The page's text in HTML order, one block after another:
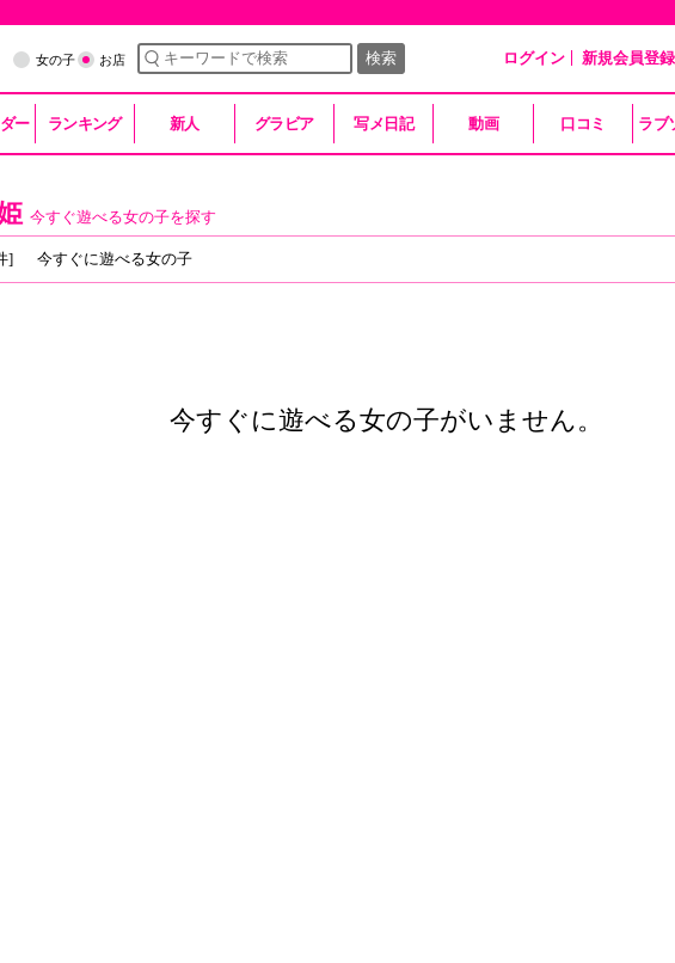
女の子 お店 検索 ログイン 新規会員登録
ー ランキング 新人 グラビア 写メ日記 動画 口コミ ラブ
今すぐ遊べる女の子を探す
] 今すぐに遊べる女の子
今すぐに遊べる女の子がいません。